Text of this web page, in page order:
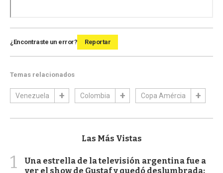
¿Encontraste un error? Reportar
Temas relacionados
Venezuela Colombia Copa Amércia
Las Más Vistas
1
Una estrella de la televisión argentina fue a
ver el show de Gustaf y quedó deslumbrada: